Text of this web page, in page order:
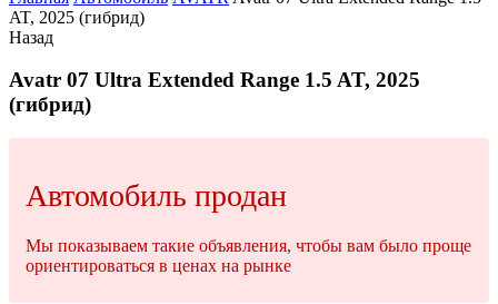
AT, 2025 (гибрид)
Назад
Avatr 07 Ultra Extended Range 1.5 AT, 2025
(гибрид)
Автомобиль продан
Мы показываем такие объявления, чтобы вам было проще
ориентироваться в ценах на рынке